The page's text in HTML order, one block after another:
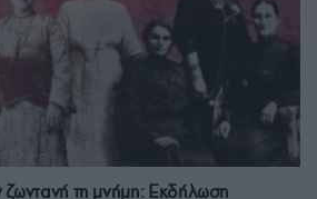
ζωντανή τη μνήμη: Εκδήλωση